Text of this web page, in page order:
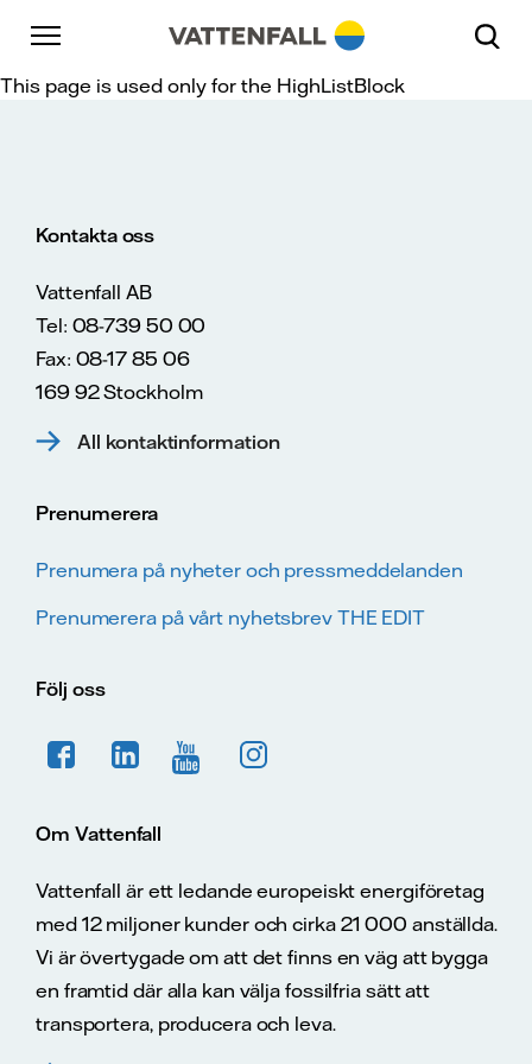
Skip to content
Gå till huvudnavigeringen
Gå till sidfoten
This page is used only for the HighListBlock
Gå till huvudnavigeringen
Kontakta oss
Vattenfall AB
Tel: 08-739 50 00
Fax: 08-17 85 06
169 92 Stockholm
All kontaktinformation
Prenumerera
Prenumera på nyheter och pressmeddelanden
Prenumerera på vårt nyhetsbrev THE EDIT
Följ oss
Om Vattenfall
Vattenfall är ett ledande europeiskt energiföretag
med 12 miljoner kunder och cirka 21 000 anställda.
Vi är övertygade om att det finns en väg att bygga
en framtid där alla kan välja fossilfria sätt att
transportera, producera och leva.